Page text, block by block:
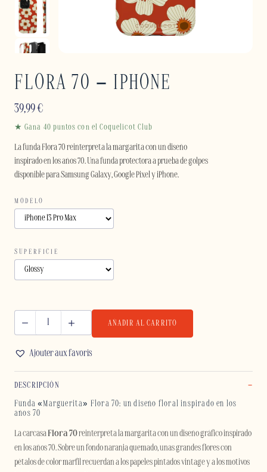
FLORA 70 – IPHONE
39,99€
★ Gana 40 puntos con el Coquelicot Club
La funda Flora 70 reinterpreta la margarita con un diseño
inspirado en los años 70. Una funda protectora a prueba de golpes
disponible para Samsung Galaxy, Google Pixel y iPhone.
MODELO
SUPERFICIE
IPHONE
cantidad
AÑADIR AL CARRITO
Ajouter aux favoris
DESCRIPCIÓN
Funda «Marguerita» Flora 70: un diseño floral inspirado en los
años 70
La carcasaFlora 70reinterpreta la margarita con un diseño gráfico inspirado
en los años 70. Sobre un fondo naranja quemado, unas grandes flores con
pétalos de color marfil recuerdan a los papeles pintados vintage y a los motivos